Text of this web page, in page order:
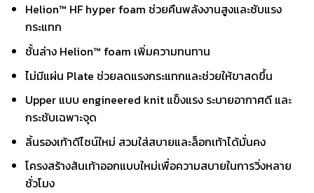
Helion™ HF hyper foam ช่วยคืนพลังงานสูงและซับแรง
กระแทก
ชั้นล่าง Helion™ foam เพิ่มความทนทาน
ไม่มีแผ่น Plate ช่วยลดแรงกระแทกและช่วยให้ขาสดขึ้น
Upper แบบ engineered knit แข็งแรง ระบายอากาศดี และ
กระชับเฉพาะจุด
ลิ้นรองเท้าดีไซน์ใหม่ สวมใส่สบายและล็อกเท้าได้มั่นคง
โครงสร้างส้นเท้าออกแบบใหม่เพื่อความสบายในการวิ่งหลาย
ชั่วโมง